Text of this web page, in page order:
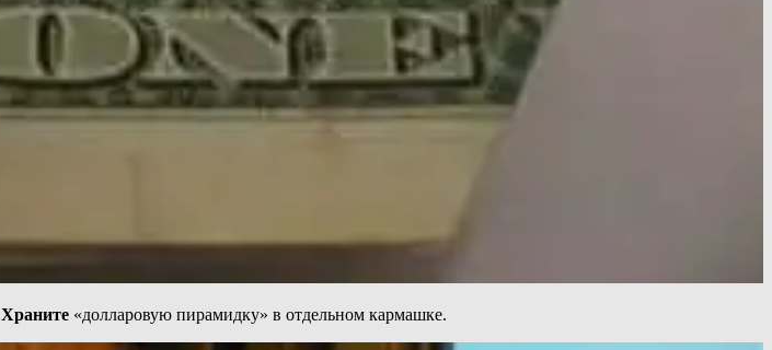
Храните «долларовую пирамидку» в отдельном кармашке.